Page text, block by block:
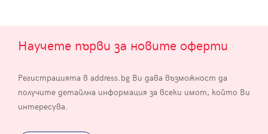
Научете първи за новите оферти
Регистрацията в address.bg Ви дава възможност да
получите детайлна информация за всеки имот, който Ви
интересува.